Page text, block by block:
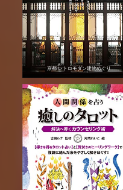
京都 レトロモダン建物めぐり